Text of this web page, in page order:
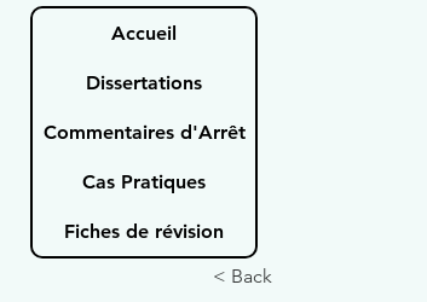
Accueil
Dissertations
Commentaires d'Arrêt
Cas Pratiques
Fiches de révision
< Back